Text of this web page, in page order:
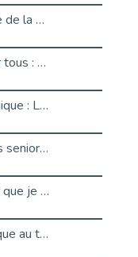
Journée mondiale de la maladie de Parkinson : Mieux comprendre pour mieux accompagner
L’alternance pour tous : Cap Emploi 92 et Seine Ouest Entreprise et Emploi mobilisés à Boulogne-Billancourt
Transition Écologique : Les Cap Emploi 75,92 et 93 s’engagent pour un Numérique Responsable
Recrutement des seniors : Un levier de transformation pour les ETI franciliennes
"Dois-je préciser que je suis handicapé sur mon CV?"
Handicap psychique au travail : et si nous changions de regard - vidéo